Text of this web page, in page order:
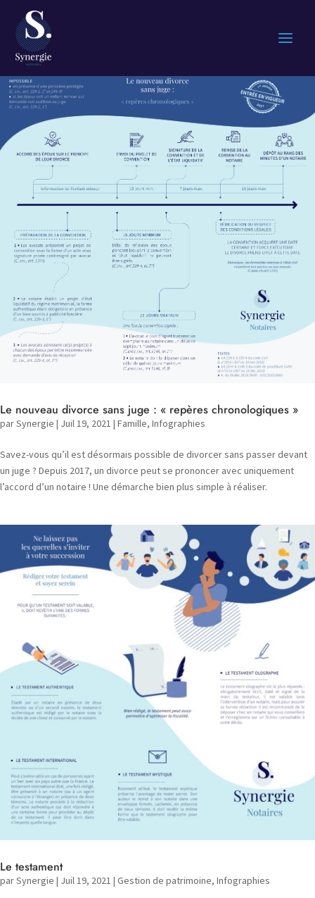
Le nouveau divorce sans juge : « repères chronologiques »
parSynergie | Juil 19, 2021 | Famille, Infographies
Savez-vous qu’il est désormais possible de divorcer sans passer devant
un juge ? Depuis 2017, un divorce peut se prononcer avec uniquement
l’accord d’un notaire ! Une démarche bien plus simple à réaliser.
Le testament
parSynergie | Juil 19, 2021 | Gestion de patrimoine, Infographies